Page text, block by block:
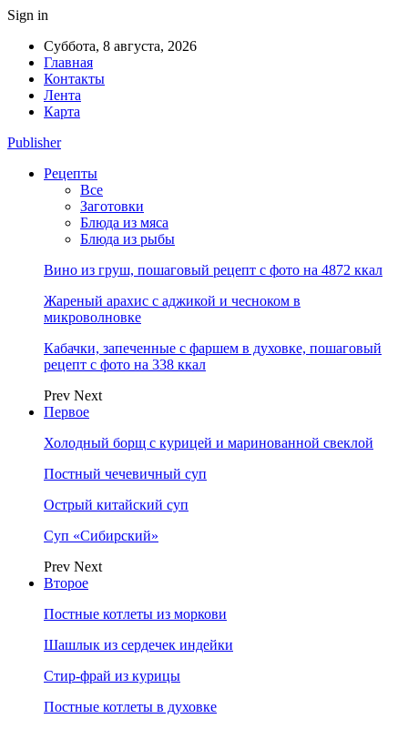
Sign in
Суббота, 8 августа, 2026
Главная
Контакты
Лента
Карта
Publisher
Рецепты
Все
Заготовки
Блюда из мяса
Блюда из рыбы
Вино из груш, пошаговый рецепт с фото на 4872 ккал
Жареный арахис с аджикой и чесноком в
микроволновке
Кабачки, запеченные с фаршем в духовке, пошаговый
рецепт с фото на 338 ккал
Prev Next
Первое
Холодный борщ с курицей и маринованной свеклой
Постный чечевичный суп
Острый китайский суп
Суп «Сибирский»
Prev Next
Второе
Постные котлеты из моркови
Шашлык из сердечек индейки
Стир-фрай из курицы
Постные котлеты в духовке